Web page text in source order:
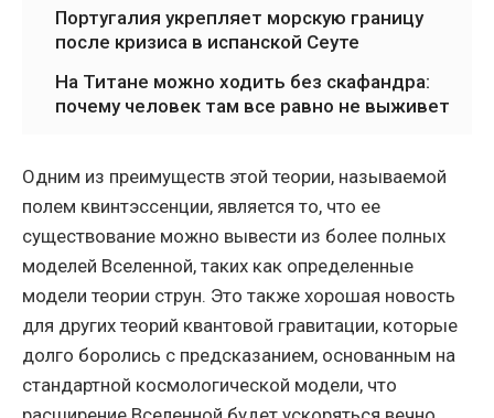
Португалия укрепляет морскую границу
после кризиса в испанской Сеуте
На Титане можно ходить без скафандра:
почему человек там все равно не выживет
Одним из преимуществ этой теории, называемой
полем квинтэссенции, является то, что ее
существование можно вывести из более полных
моделей Вселенной, таких как определенные
модели теории струн. Это также хорошая новость
для других теорий квантовой гравитации, которые
долго боролись с предсказанием, основанным на
стандартной космологической модели, что